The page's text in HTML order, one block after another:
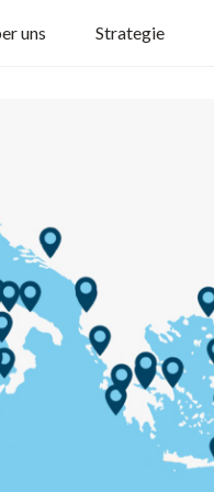
uns Strategie